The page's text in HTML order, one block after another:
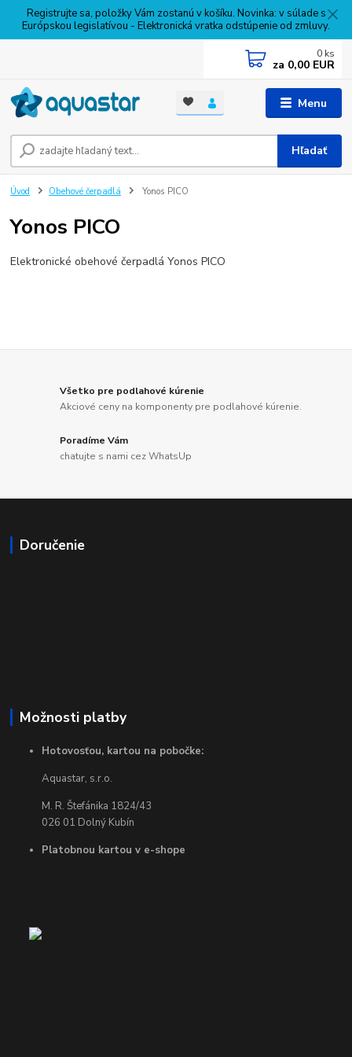
Registrujte sa, položky Vám zostanú v košíku. Novinka: v súlade s
Európskou legislatívou - Elektronická vratka odstúpenie od zmluvy.
Menu
Hľadať
0 ks
za 0,00 EUR
Úvod Obehové čerpadlá Yonos PICO
Yonos PICO
Elektronické obehové čerpadlá Yonos PICO
Všetko pre podlahové kúrenie
Akciové ceny na komponenty pre podlahové kúrenie.
Poradíme Vám
chatujte s nami cez WhatsUp
Doručenie
Možnosti platby
Hotovosťou, kartou na pobočke:
Aquastar, s.r.o.
M. R. Štefánika 1824/43
026 01 Dolný Kubín
Platobnou kartou v e-shope